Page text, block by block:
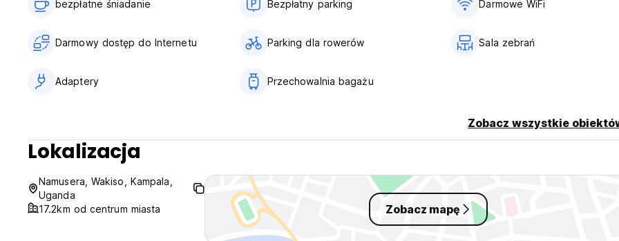
bezpłatne śniadanie‎ Bezpłatny parking Darmowe WiFi
Darmowy dostęp do Internetu Parking dla rowerów Sala zebrań
Adaptery Przechowalnia bagażu
Zobacz wszystkie
Lokalizacja
Namusera, Wakiso, Kampala,
Uganda
17.2km od centrum miasta
Zobacz mapę